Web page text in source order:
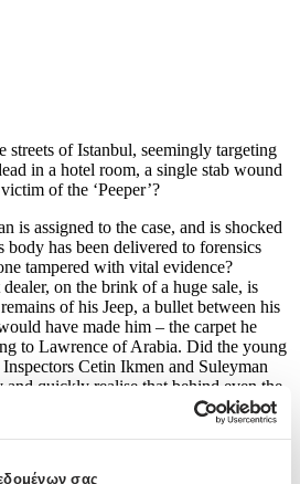
σας
streets of Istanbul, seemingly targeting
in a hotel room, a single stab wound
of the ‘Peeper’?
is assigned to the case, and is shocked
body has been delivered to forensics
tampered with vital evidence?
on the brink of a huge sale, is
of his Jeep, a bullet between his
have made him – the carpet he
to Lawrence of Arabia. Did the young
Cetin Ikmen and Suleyman
quickly realise that behind even the
passion, savagery and madness…